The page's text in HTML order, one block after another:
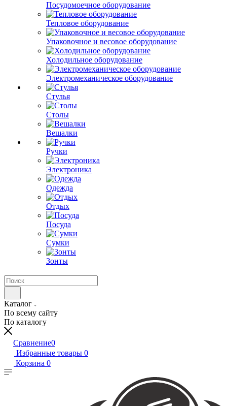
Посудомоечное оборудование
Тепловое оборудование
Упаковочное и весовое оборудование
Холодильное оборудование
Электромеханическое оборудование
Стулья
Столы
Вешалки
Ручки
Электроника
Одежда
Отдых
Посуда
Сумки
Зонты
Каталог
По всему сайту
По каталогу
Сравнение0
Избранные товары 0
Корзина 0